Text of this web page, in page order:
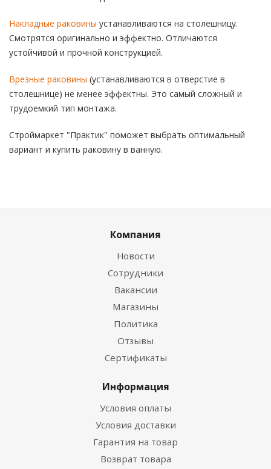
Накладные раковины устанавливаются на столешницу.
Смотрятся оригинально и эффектно. Отличаются
устойчивой и прочной конструкцией.
Врезные раковины (устанавливаются в отверстие в
столешнице) не менее эффектны. Это самый сложный и
трудоемкий тип монтажа.
Строймаркет "Практик" поможет выбрать оптимальный
вариант и купить раковину в ванную.
Компания
Новости
Сотрудники
Вакансии
Магазины
Политика
Отзывы
Сертификаты
Информация
Условия оплаты
Условия доставки
Гарантия на товар
Возврат товара